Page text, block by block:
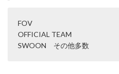
FOV
OFFICIAL TEAM
SWOON その他多数